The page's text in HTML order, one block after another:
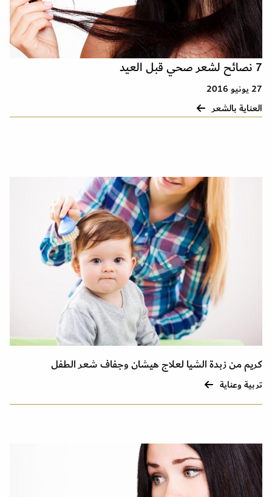
7 نصائح لشعر صحي قبل العيد
27 يونيو 2016
العناية بالشعر
كريم من زبدة الشيا لعلاج هيشان وجفاف شعر الطفل
تربية وعناية